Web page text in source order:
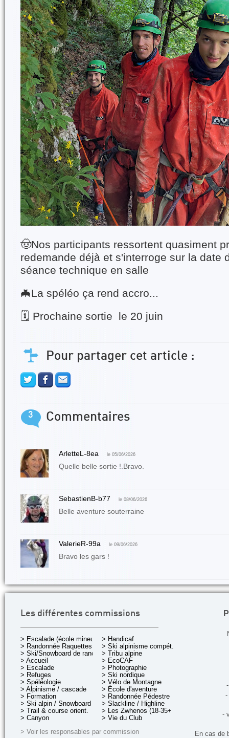
🤠Nos participants ressortent quasiment
redemande déjà et s'interroge sur la date
séance technique en salle
🦇La spéléo ça rend accro...
🗓️ Prochaine sortie le 20 juin
Pour partager cet article :
3 Commentaires
ArletteL-8ea le 05/06/2026
Quelle belle sortie !.Bravo.
SebastienB-b77 le 08/06/2026
Belle aventure souterraine
ValerieR-99a le 09/06/2026
Bravo les gars !
Les différentes commissions
> Escalade (école mineurs)
> Randonnée Raquettes
> Ski/Snowboard de rando.
> Accueil
> Escalade
> Refuges
> Spéléologie
> Alpinisme / cascade
> Formation
> Ski alpin / Snowboard
> Trail & course orient.
> Canyon
> Handicaf
> Ski alpinisme compét.
> Tribu alpine
> EcoCAF
> Photographie
> Ski nordique
> Vélo de Montagne
> École d'aventure
> Randonnée Pédestre
> Slackline / Highline
> Les Zwhenos (18-35+ ans)
> Vie du Club
> Voir les responsables par commission
-
-
En cas de